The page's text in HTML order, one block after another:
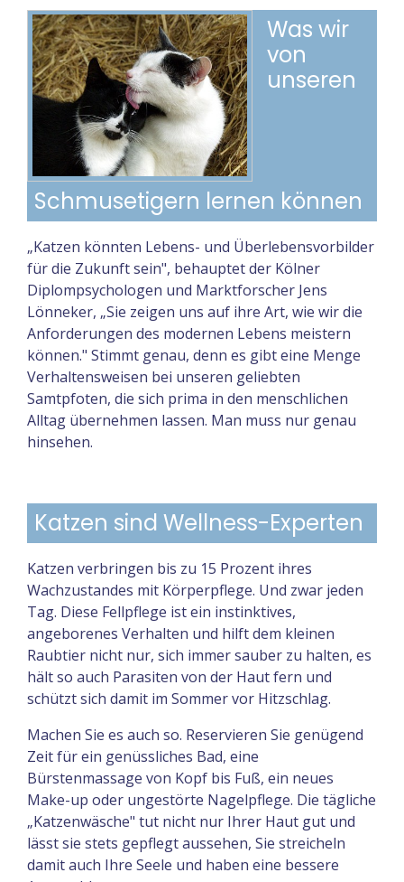
Was wir
von
unseren
Schmusetigern lernen können
„Katzen könnten Lebens- und Überlebensvorbilder
für die Zukunft sein", behauptet der Kölner
Diplompsychologen und Marktforscher Jens
Lönneker, „Sie zeigen uns auf ihre Art, wie wir die
Anforderungen des modernen Lebens meistern
können." Stimmt genau, denn es gibt eine Menge
Verhaltensweisen bei unseren geliebten
Samtpfoten, die sich prima in den menschlichen
Alltag übernehmen lassen. Man muss nur genau
hinsehen.
Katzen sind Wellness-Experten
Katzen verbringen bis zu 15 Prozent ihres
Wachzustandes mit Körperpflege. Und zwar jeden
Tag. Diese Fellpflege ist ein instinktives,
angeborenes Verhalten und hilft dem kleinen
Raubtier nicht nur, sich immer sauber zu halten, es
hält so auch Parasiten von der Haut fern und
schützt sich damit im Sommer vor Hitzschlag.
Machen Sie es auch so. Reservieren Sie genügend
Zeit für ein genüssliches Bad, eine
Bürstenmassage von Kopf bis Fuß, ein neues
Make-up oder ungestörte Nagelpflege. Die tägliche
„Katzenwäsche" tut nicht nur Ihrer Haut gut und
lässt sie stets gepflegt aussehen, Sie streicheln
damit auch Ihre Seele und haben eine bessere